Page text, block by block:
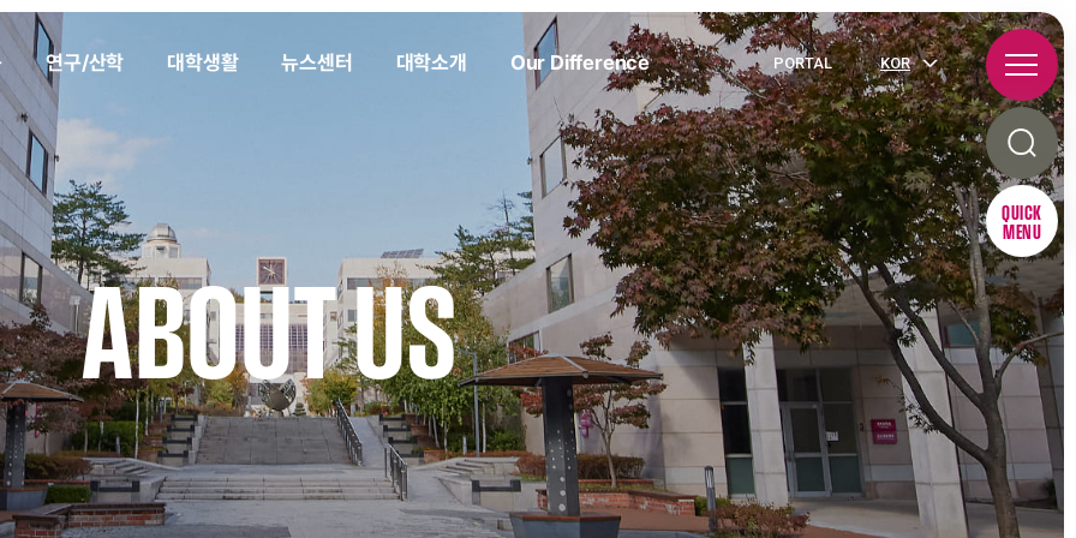
연구/산학 대학생활 뉴스센터 대학소개 Our Difference PORTAL KOR
QUICK
MENU
ABOUT US